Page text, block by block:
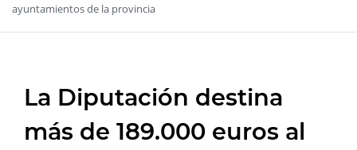
ayuntamientos de la provincia
La Diputación destina
más de 189.000 euros al